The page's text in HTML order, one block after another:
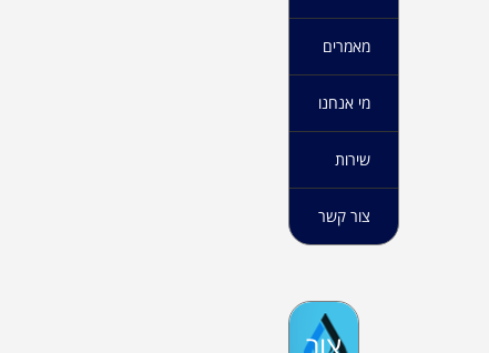
מאמרים
מי אנחנו
שירות
צור קשר